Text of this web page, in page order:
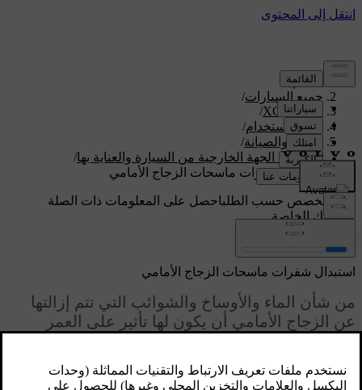
الدعم/
جميع السيارات/
XC60 2026
/
دليل الاستخدام/
العناية والصيانة/
تنظيف الجهة الخارجية من السيارة والعناية بها/
استبدال شفرات ماسحات الزجاج الأمامي
دعم مخصص حسب الطلباحصل على المعلومات ذات الصلة
بسيارتك الخاصة.
تسجيل الدخول
استبدال شفرات ماسحات الزجاج الأمامي
من شأن الماء والأوساخ والشوائب التي تتم إزالتها
عن الزجاج الأمامي أن يكون لها تأثير على العمر
ينبغي أن تستبدل شفرات الماسحات عندما تظهر
عليها علامات التآكل.